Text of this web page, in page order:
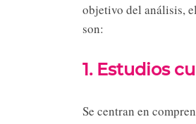
objetivo del análisis,
son:
1. Estudios
Se centran en